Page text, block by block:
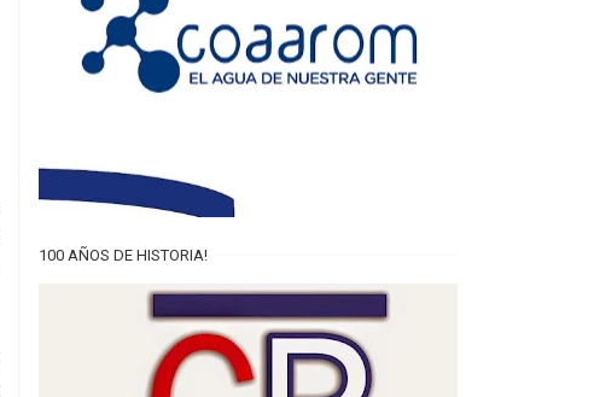
100 AÑOS DE HISTORIA!